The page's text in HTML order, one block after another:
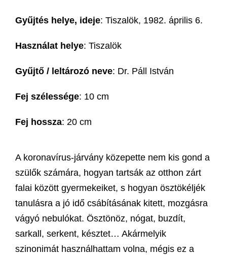
Gyűjtés helye, ideje: Tiszalök, 1982. április 6.
Használat helye: Tiszalök
Gyűjtő / leltározó neve: Dr. Páll István
Fej szélessége: 10 cm
Fej hossza: 20 cm
A koronavírus-járvány közepette nem kis gond a
szülők számára, hogyan tartsák az otthon zárt
falai között gyermekeiket, s hogyan ösztökéljék
tanulásra a jó idő csábításának kitett, mozgásra
vágyó nebulókat. Ösztönöz, nógat, buzdít,
sarkall, serkent, késztet… Akármelyik
szinonimát használhattam volna, mégis ez a